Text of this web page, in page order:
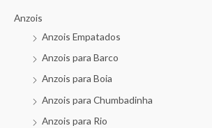
Anzois
Anzois Empatados
Anzois para Barco
Anzois para Boia
Anzois para Chumbadinha
Anzois para Rio